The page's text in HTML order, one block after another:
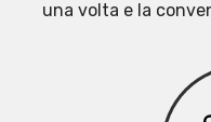
una volta e la